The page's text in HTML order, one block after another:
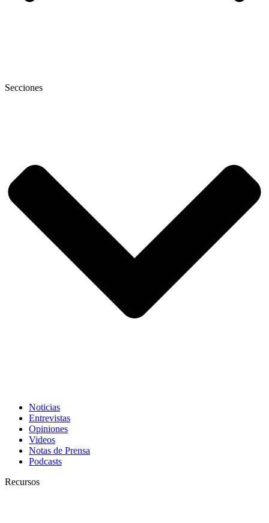
Secciones
Noticias
Entrevistas
Opiniones
Videos
Notas de Prensa
Podcasts
Recursos